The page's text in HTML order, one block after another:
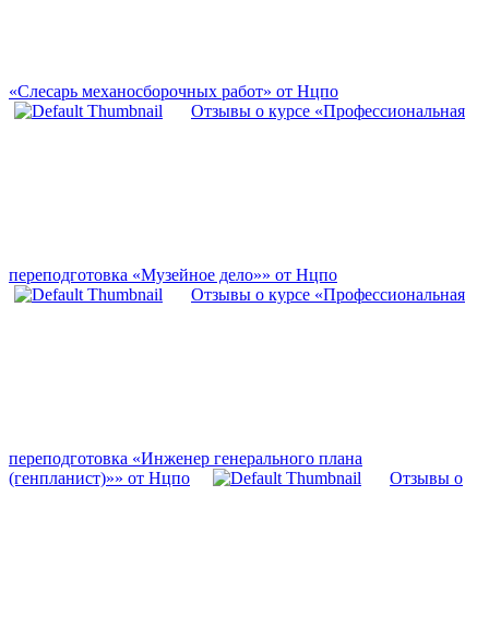
«Слесарь механосборочных работ» от Нцпо
Отзывы о курсе «Профессиональная
переподготовка «Музейное дело»» от Нцпо
Отзывы о курсе «Профессиональная
переподготовка «Инженер генерального плана
(генпланист)»» от Нцпо
Отзывы о